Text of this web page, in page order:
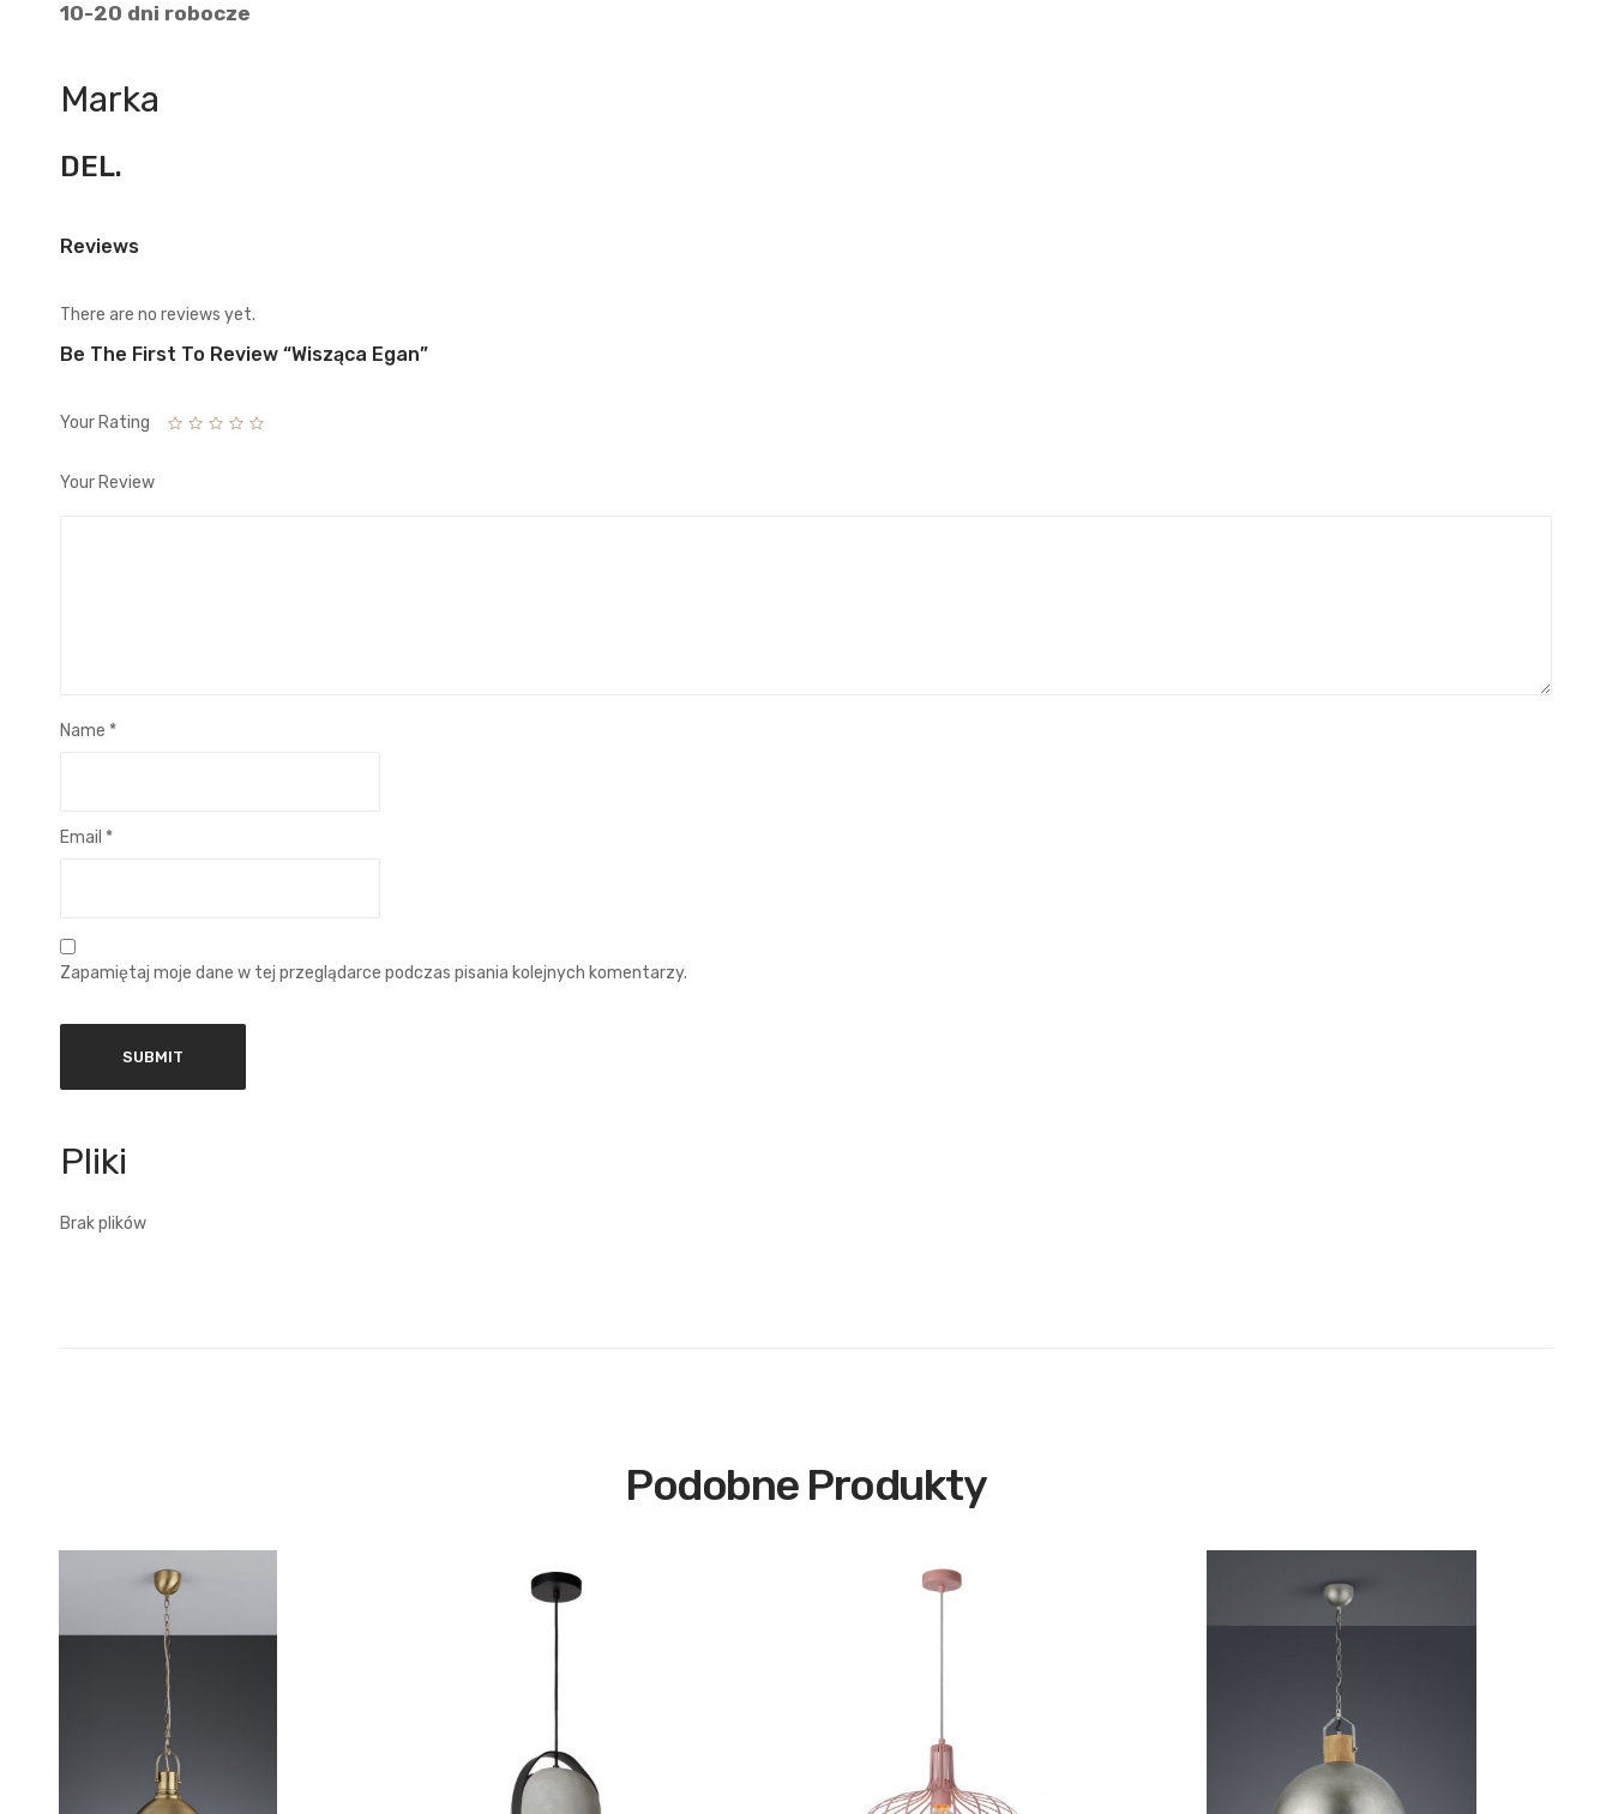
10-20 dni robocze
Marka
DEL.
Reviews
There are no reviews yet.
Be The First To Review “Wisząca Egan”
Your Rating
Your Review
Name *
Email *
Zapamiętaj moje dane w tej przeglądarce podczas pisania kolejnych komentarzy.
Brak plików
Podobne Produkty